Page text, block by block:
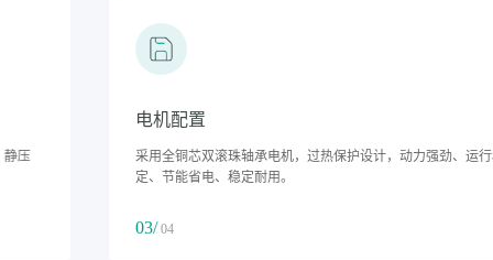
采用全铜芯双滚珠轴承电机，过热保护设计，动力强劲、运行稳
定、节能省电、稳定耐用。